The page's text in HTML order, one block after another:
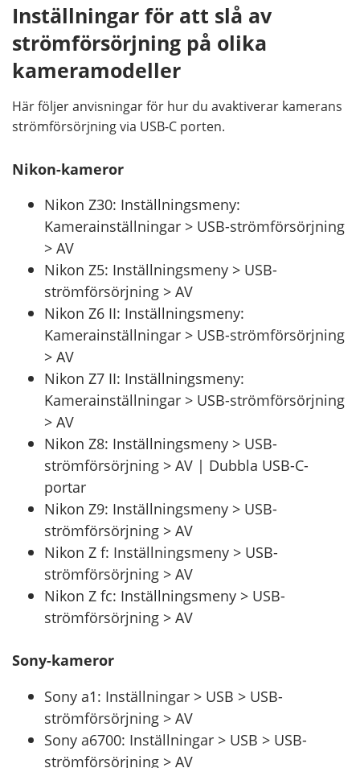
Inställningar för att slå av
strömförsörjning på olika
kameramodeller
Här följer anvisningar för hur du avaktiverar kamerans
strömförsörjning via USB-C porten.
Nikon-kameror
Nikon Z30: Inställningsmeny:
Kamerainställningar > USB-strömförsörjning
> AV
Nikon Z5: Inställningsmeny > USB-
strömförsörjning > AV
Nikon Z6 II: Inställningsmeny:
Kamerainställningar > USB-strömförsörjning
> AV
Nikon Z7 II: Inställningsmeny:
Kamerainställningar > USB-strömförsörjning
> AV
Nikon Z8: Inställningsmeny > USB-
strömförsörjning > AV | Dubbla USB-C-
portar
Nikon Z9: Inställningsmeny > USB-
strömförsörjning > AV
Nikon Z f: Inställningsmeny > USB-
strömförsörjning > AV
Nikon Z fc: Inställningsmeny > USB-
strömförsörjning > AV
Sony-kameror
Sony a1: Inställningar > USB > USB-
strömförsörjning > AV
Sony a6700: Inställningar > USB > USB-
strömförsörjning > AV